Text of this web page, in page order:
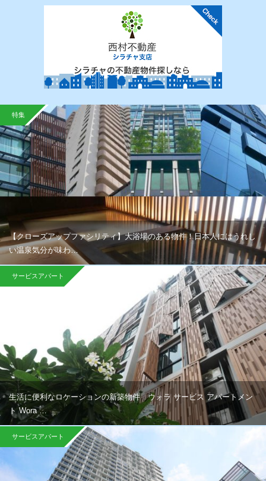
特集
【クローズアップファシリティ】大浴場のある物件！日本人にはうれし
い温泉気分が味わ…
サービスアパート
生活に便利なロケーションの新築物件 ウォラ サービス アパートメン
ト Wora …
サービスアパート